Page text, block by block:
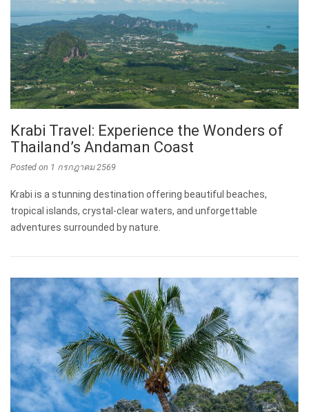
Krabi Travel: Experience the Wonders of
Thailand’s Andaman Coast
Posted on 1 กรกฎาคม 2569
Krabi is a stunning destination offering beautiful beaches,
tropical islands, crystal-clear waters, and unforgettable
adventures surrounded by nature.